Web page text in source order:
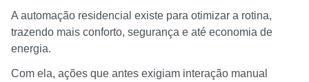
A automação residencial existe para otimizar a rotina,
trazendo mais conforto, segurança e até economia de
energia.
Com ela, ações que antes exigiam interação manual